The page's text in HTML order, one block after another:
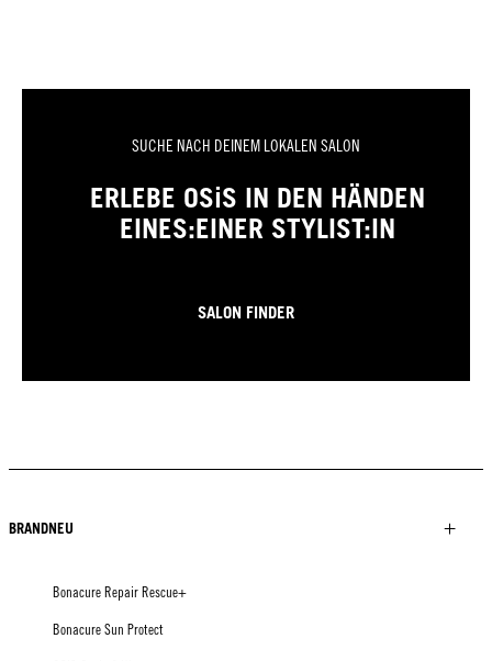
SUCHE NACH DEINEM LOKALEN SALON
ERLEBE OSiS IN DEN HÄNDEN
EINES:EINER STYLIST:IN
SALON FINDER
BRANDNEU
Bonacure Repair Rescue+
Bonacure Sun Protect